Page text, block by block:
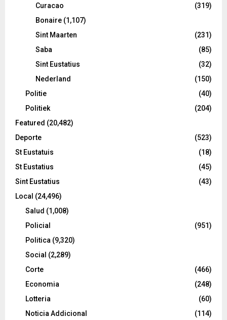
Curacao
(319)
Bonaire (1,107)
Sint Maarten
(231)
Saba
(85)
Sint Eustatius
(32)
Nederland
(150)
Politie
(40)
Politiek
(204)
Featured (20,482)
Deporte
(523)
St Eustatuis
(18)
St Eustatius
(45)
Sint Eustatius
(43)
Local (24,496)
Salud (1,008)
Policial
(951)
Politica (9,320)
Social (2,289)
Corte
(466)
Economia
(248)
Lotteria
(60)
Noticia Addicional
(114)